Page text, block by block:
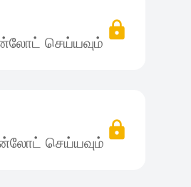
செய்யவும்
செய்யவும்